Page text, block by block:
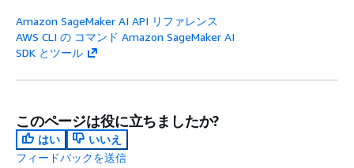
Amazon SageMaker AI API リファレンス
AWS CLI の コマンド Amazon SageMaker AI
SDK とツール
このページは役に立ちましたか?
はい
いいえ
フィードバックを送信